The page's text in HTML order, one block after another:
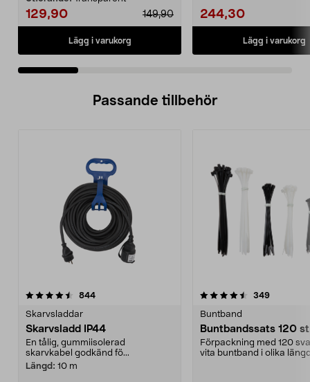
129,90 149,90
Lägg i varukorg
244,30
Lägg i varukorg
Passande tillbehör
844recensioner
Skarvsladdar
Skarvsladd IP44
En tålig, gummiisolerad
skarvkabel godkänd fö...
Längd: 10 m
4.5av 5 stjärnor 349
Buntband
Buntbandssats 120 st
Förpackning med 120
vita buntband i olika
4.0av 5 stjärnor